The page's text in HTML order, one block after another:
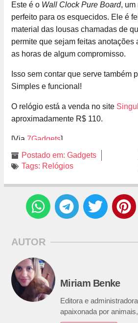
Este é o Wall Clock Pure Board, um
perfeito para os esquecidos. Ele é
material das lousas chamadas de
permite que sejam feitas anotações
as horas de algum compromisso.
Isso sem contar que serve também
Simples e funcional!
O relógio está a venda no site
aproximadamente R$ 110.
[Via 7Gadgets]
Postado em: Gadgets
Tags: Relógios
AUTOR
Miriam Benke
Editora e
apaixonada por